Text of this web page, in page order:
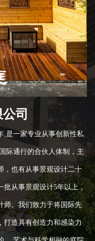
司
,是一家专业从事创新性私
际通行的合伙人体制，主
，也有从事景观设计二十
批从事景观设计5年以上，
师。我们致力于将国际先
打造具有创造力和感染力